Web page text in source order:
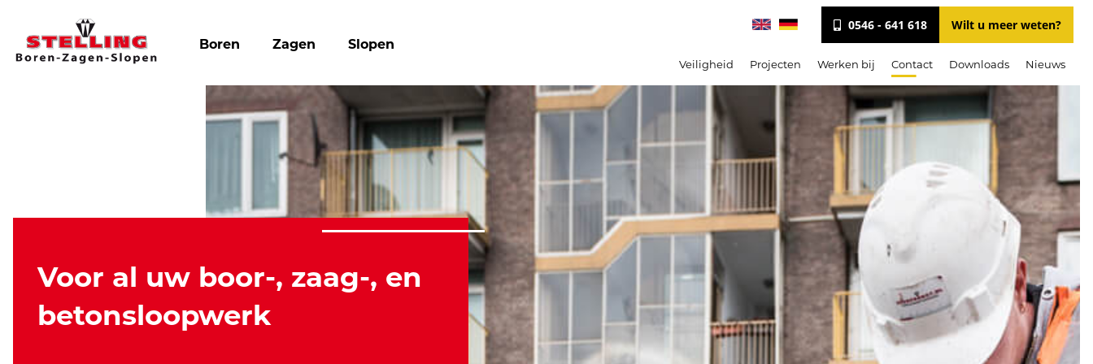
Boren Zagen Slopen
Wilt u meer weten?
0546 - 641 618
Veiligheid Projecten Werken bij Contact Downloads Nieuws
Voor al uw boor-, zaag-, en
betonsloopwerk